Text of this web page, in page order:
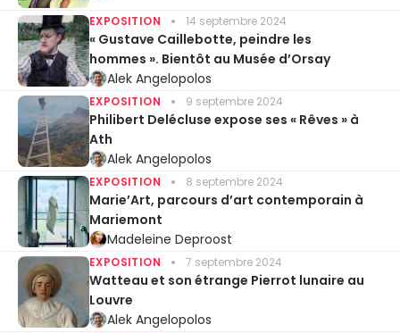
EXPOSITION 14 septembre 2024
« Gustave Caillebotte, peindre les
hommes ». Bientôt au Musée d’Orsay
Alek Angelopolos
EXPOSITION 9 septembre 2024
Philibert Delécluse expose ses « Rêves » à
Ath
Alek Angelopolos
EXPOSITION 8 septembre 2024
Marie’Art, parcours d’art contemporain à
Mariemont
Madeleine Deproost
EXPOSITION 7 septembre 2024
Watteau et son étrange Pierrot lunaire au
Louvre
Alek Angelopolos